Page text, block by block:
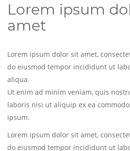
Lorem ipsum
amet
Lorem ipsum dolor sit amet,
do eiusmod tempor incididunt ut
aliqua.
Ut enim ad minim veniam, quis
laboris nisi ut aliquip ex ea
ipsum.
Lorem ipsum dolor sit amet,
do eiusmod tempor incididunt ut